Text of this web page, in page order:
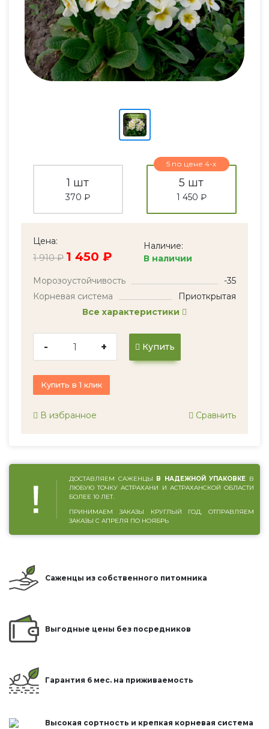
1 шт
370 ₽
5 по цене 4-х
5 шт
1 450 ₽
Цена:
1 910 ₽ 1 450 ₽
Наличие:
В наличии
Морозоустойчивость
-35
Корневая система
Приоткрытая
Все характеристики
- + Купить
Купить в 1 клик
В избранное Сравнить
ДОСТАВЛЯЕМ САЖЕНЦЫ В НАДЕЖНОЙ УПАКОВКЕ В
ЛЮБУЮ ТОЧКУ АСТРАХАНИ И АСТРАХАНСКОЙ ОБЛАСТИ
БОЛЕЕ 10 ЛЕТ.
ПРИНИМАЕМ ЗАКАЗЫ КРУГЛЫЙ ГОД, ОТПРАВЛЯЕМ
ЗАКАЗЫ С АПРЕЛЯ ПО НОЯБРЬ
Саженцы из собственного питомника
Выгодные цены без посредников
Гарантия 6 мес. на приживаемость
Высокая сортность и крепкая корневая система